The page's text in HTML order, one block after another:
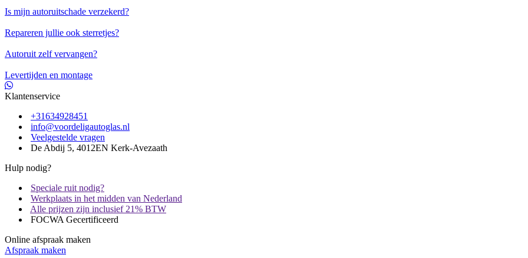
Is mijn autoruitschade verzekerd?
Repareren jullie ook sterretjes?
Autoruit zelf vervangen?
Levertijden en montage
Klantenservice
+31634928451
info@voordeligautoglas.nl
Veelgestelde vragen
De Abdij 5, 4012EN Kerk-Avezaath
Hulp nodig?
Speciale ruit nodig?
Werkplaats in het midden van Nederland
Alle prijzen zijn inclusief 21% BTW
FOCWA Gecertificeerd
Online afspraak maken
Afspraak maken